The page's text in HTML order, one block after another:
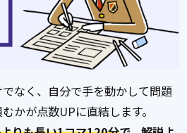
なく、自分で手を動かして問題
かが点数UPに直結します。